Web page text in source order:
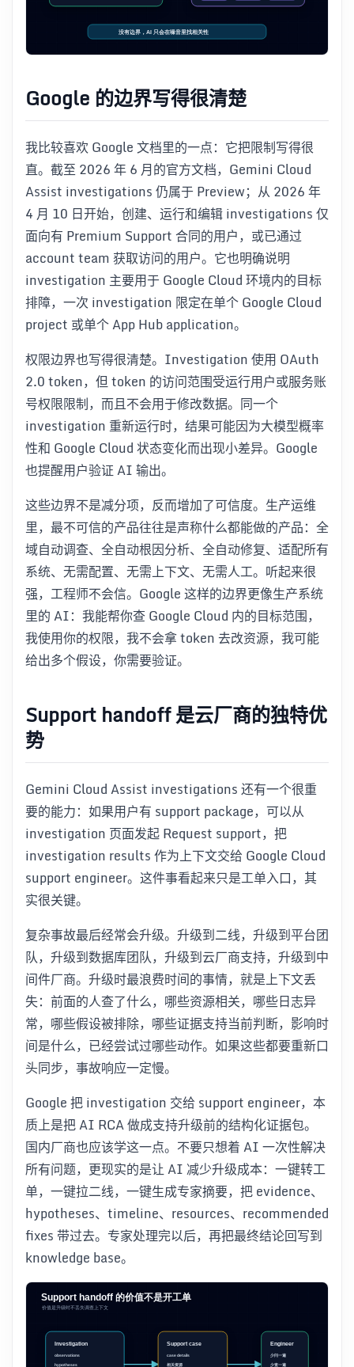
Google 的边界写得很清楚
我比较喜欢 Google 文档里的一点：它把限制写得很
直。截至 2026 年 6 月的官方文档，Gemini Cloud
Assist investigations 仍属于 Preview；从 2026 年
4 月 10 日开始，创建、运行和编辑 investigations 仅
面向有 Premium Support 合同的用户，或已通过
account team 获取访问的用户。它也明确说明
investigation 主要用于 Google Cloud 环境内的目标
排障，一次 investigation 限定在单个 Google Cloud
project 或单个 App Hub application。
权限边界也写得很清楚。Investigation 使用 OAuth
2.0 token，但 token 的访问范围受运行用户或服务账
号权限限制，而且不会用于修改数据。同一个
investigation 重新运行时，结果可能因为大模型概率
性和 Google Cloud 状态变化而出现小差异。Google
也提醒用户验证 AI 输出。
这些边界不是减分项，反而增加了可信度。生产运维
里，最不可信的产品往往是声称什么都能做的产品：全
域自动调查、全自动根因分析、全自动修复、适配所有
系统、无需配置、无需上下文、无需人工。听起来很
强，工程师不会信。Google 这样的边界更像生产系统
里的 AI：我能帮你查 Google Cloud 内的目标范围，
我使用你的权限，我不会拿 token 去改资源，我可能
给出多个假设，你需要验证。
Support handoff 是云厂商的独特优
势
Gemini Cloud Assist investigations 还有一个很重
要的能力：如果用户有 support package，可以从
investigation 页面发起 Request support，把
investigation results 作为上下文交给 Google Cloud
support engineer。这件事看起来只是工单入口，其
实很关键。
复杂事故最后经常会升级。升级到二线，升级到平台团
队，升级到数据库团队，升级到云厂商支持，升级到中
间件厂商。升级时最浪费时间的事情，就是上下文丢
失：前面的人查了什么，哪些资源相关，哪些日志异
常，哪些假设被排除，哪些证据支持当前判断，影响时
间是什么，已经尝试过哪些动作。如果这些都要重新口
头同步，事故响应一定慢。
Google 把 investigation 交给 support engineer，本
质上是把 AI RCA 做成支持升级前的结构化证据包。
国内厂商也应该学这一点。不要只想着 AI 一次性解决
所有问题，更现实的是让 AI 减少升级成本：一键转工
单，一键拉二线，一键生成专家摘要，把 evidence、
hypotheses、timeline、resources、recommended
fixes 带过去。专家处理完以后，再把最终结论回写到
knowledge base。